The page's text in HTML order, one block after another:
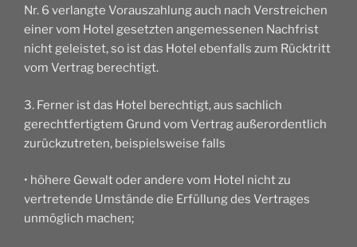
Nr. 6 verlangte Vorauszahlung auch nach Verstreichen
einer vom Hotel gesetzten angemessenen Nachfrist
nicht geleistet, so ist das Hotel ebenfalls zum Rücktritt
vom Vertrag berechtigt.
3. Ferner ist das Hotel berechtigt, aus sachlich
gerechtfertigtem Grund vom Vertrag außerordentlich
zurückzutreten, beispielsweise falls
• höhere Gewalt oder andere vom Hotel nicht zu
vertretende Umstände die Erfüllung des Vertrages
unmöglich machen;